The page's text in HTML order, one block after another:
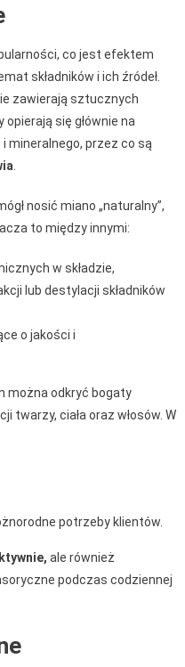
co jest efektem
składników i ich źródeł.
zawierają sztucznych
się głównie na
mineralnego, przez co są
nosić miano „naturalny”,
to między innymi:
w składzie,
lub destylacji składników
o jakości i
można odkryć bogaty
twarzy, ciała oraz włosów. W
potrzeby klientów.
ale również
podczas codziennej